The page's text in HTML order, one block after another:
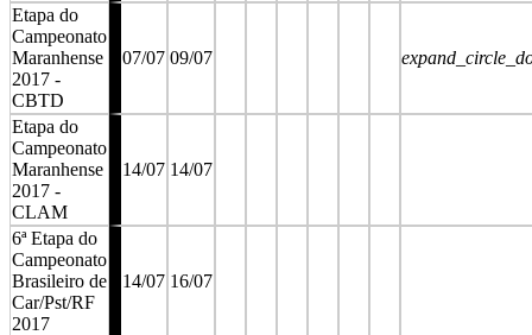
Etapa do
Campeonato
Maranhense
2017 -
CBTD
07/07 09/07
Etapa do
Campeonato
Maranhense
2017 -
CLAM
14/07 14/07
6ª Etapa do
Campeonato
Brasileiro de
Car/Pst/RF
2017
14/07 16/07